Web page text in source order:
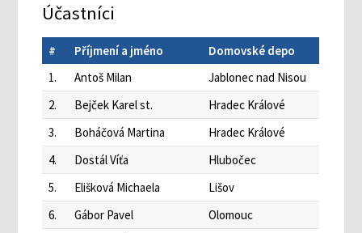
Účastníci
# Příjmení a jméno
Domovské depo
1.
Antoš Milan
Jablonec nad Nisou
2.
Bejček Karel st.
Hradec Králové
3.
Boháčová Martina
Hradec Králové
4.
Dostál Víťa
Hlubočec
5.
Elišková Michaela
Lišov
6.
Gábor Pavel
Olomouc